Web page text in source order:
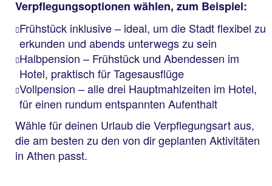
Verpflegungsoptionen wählen, zum Beispiel:
Frühstück inklusive – ideal, um die Stadt flexibel zu
erkunden und abends unterwegs zu sein
Halbpension – Frühstück und Abendessen im
Hotel, praktisch für Tagesausflüge
Vollpension – alle drei Hauptmahlzeiten im Hotel,
für einen rundum entspannten Aufenthalt
Wähle für deinen Urlaub die Verpflegungsart aus,
die am besten zu den von dir geplanten Aktivitäten
in Athen passt.